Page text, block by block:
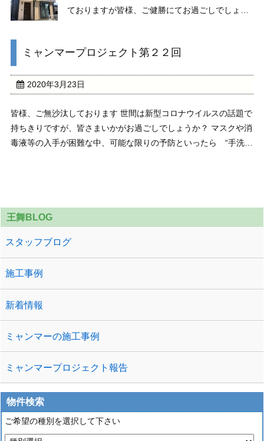
ておりますが皆様、ご健勝にてお過ごしでしょう
う！ こちらのお宅は室内でBBQやキャン ...
ミャンマープロジェクト第２２回
2020年3月23日
皆様、ご無沙汰しております 世間は新型コロナウイルスの話題で
持ちきりですが、皆さまいかがお過ごしでしょうか？ マスクや消
毒液等の入手が困難な中、可能な限りの予防といったら “手洗い
王舞BLOG
スタッフブログ
施工事例
新着情報
ミャンマーの施工事例
ミャンマープロジェクト報告
物件検索
ご希望の種別を選択して下さい